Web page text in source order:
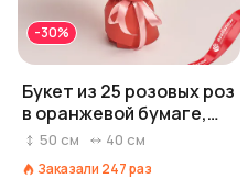
-30%
Букет из 25 розовых роз
в оранжевой бумаге,
Россия, 50 см
50 см 40 см
Заказали 247раз